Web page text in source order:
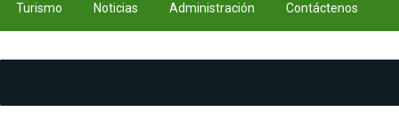
Turismo Noticias Administración Contáctenos